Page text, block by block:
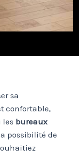
sa
confortable,
les bureaux
possibilité de